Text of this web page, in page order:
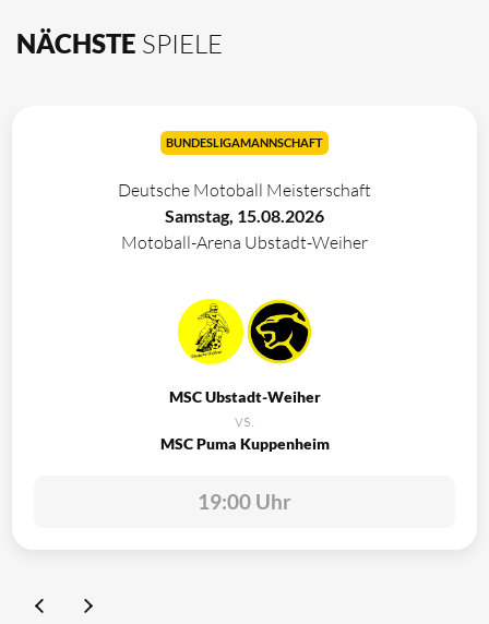
NÄCHSTE SPIELE
BUNDESLIGAMANNSCHAFT
Deutsche Motoball Meisterschaft
Samstag, 15.08.2026
Motoball-Arena Ubstadt-Weiher
MSC Ubstadt-Weiher
vs.
MSC Puma Kuppenheim
19:00 Uhr